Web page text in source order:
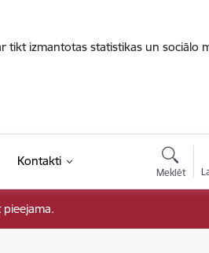
tikt izmantotas statistikas un sociālo
Kontakti
Meklēt